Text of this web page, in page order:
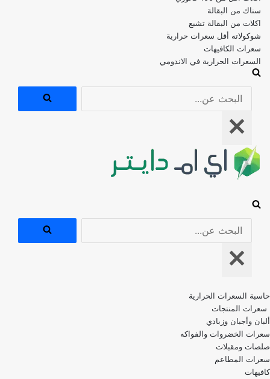
اكلات من البقالة تشبع
شوكولاته أقل سعرات حرارية
سعرات الكافيهات
السعرات الحرارية في الاندومي
قائمة
قائمة
التنقل
حاسبة السعرات الحرارية
سعرات المنتجات
ألبان وأجبان وزبادي
سعرات الخضروات والفواكه
صلصات ومقبلات
سعرات المطاعم
كافيهات